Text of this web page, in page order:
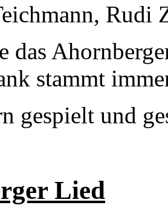
das
stammt
gespielt und
Lied